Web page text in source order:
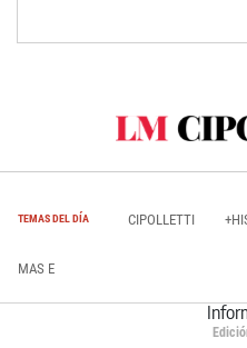
TEMAS DEL DÍA CIPOLLETTI
MAS E